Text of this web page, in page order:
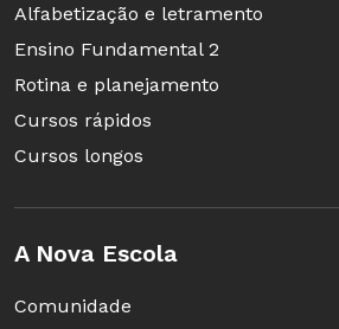
Alfabetização e letramento
Ensino Fundamental 2
Rotina e planejamento
Cursos rápidos
Cursos longos
A Nova Escola
Comunidade